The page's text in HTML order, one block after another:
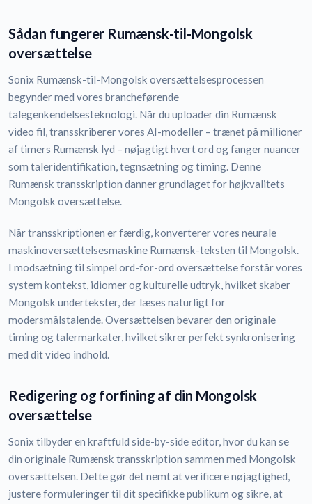
Sådan fungerer Rumænsk-til-Mongolsk
oversættelse
Sonix Rumænsk-til-Mongolsk oversættelsesprocessen
begynder med vores brancheførende
talegenkendelsesteknologi. Når du uploader din Rumænsk
video fil, transskriberer vores AI-modeller – trænet på millioner
af timers Rumænsk lyd – nøjagtigt hvert ord og fanger nuancer
som taleridentifikation, tegnsætning og timing. Denne
Rumænsk transskription danner grundlaget for højkvalitets
Mongolsk oversættelse.
Når transskriptionen er færdig, konverterer vores neurale
maskinoversættelsesmaskine Rumænsk-teksten til Mongolsk.
I modsætning til simpel ord-for-ord oversættelse forstår vores
system kontekst, idiomer og kulturelle udtryk, hvilket skaber
Mongolsk undertekster, der læses naturligt for
modersmålstalende. Oversættelsen bevarer den originale
timing og talermarkater, hvilket sikrer perfekt synkronisering
med dit video indhold.
Redigering og forfining af din Mongolsk
oversættelse
Sonix tilbyder en kraftfuld side-by-side editor, hvor du kan se
din originale Rumænsk transskription sammen med Mongolsk
oversættelsen. Dette gør det nemt at verificere nøjagtighed,
justere formuleringer til dit specifikke publikum og sikre, at